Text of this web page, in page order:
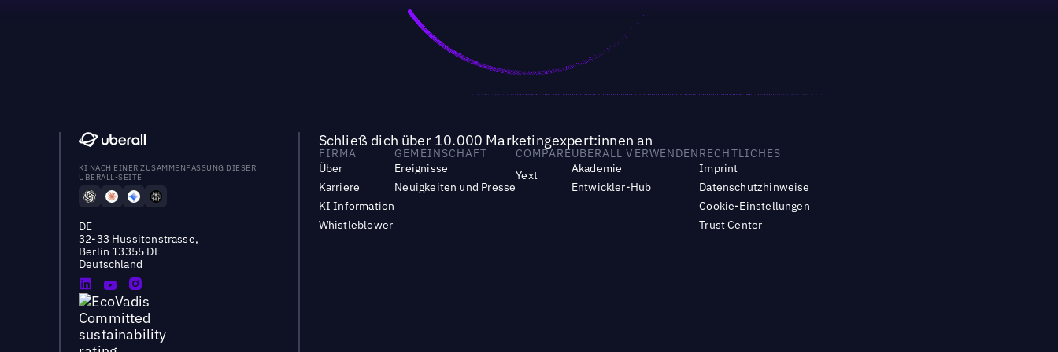
KI NACH EINER ZUSAMMENFASSUNG DIESER
UBERALL-SEITE
DE
32-33 Hussitenstrasse,
Berlin 13355 DE
Deutschland
Schließ dich über 10.000 Marketingexpert:innen an
FIRMA
Über
Karriere
KI Information
Whistleblower
GEMEINSCHAFT
Ereignisse
Neuigkeiten und Presse
COMPARE
Yext
UBERALL VERWENDEN
Akademie
Entwickler-Hub
RECHTLICHES
Imprint
Datenschutzhinweise
Cookie-Einstellungen
Trust Center